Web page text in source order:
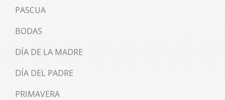
PASCUA
BODAS
DÍA DE LA MADRE
DÍA DEL PADRE
PRIMAVERA